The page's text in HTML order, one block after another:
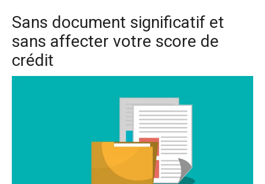
Sans document significatif et
sans affecter votre score de
crédit